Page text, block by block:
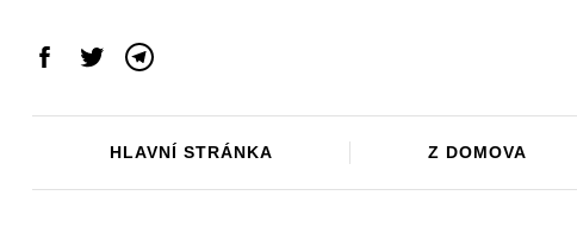
Facebook
TwitterTelegram
HLAVNÍ STRÁNKA Z DOMOVA